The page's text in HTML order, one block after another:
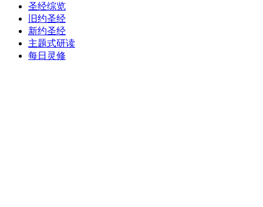
圣经综览
旧约圣经
新约圣经
主题式研读
每日灵修